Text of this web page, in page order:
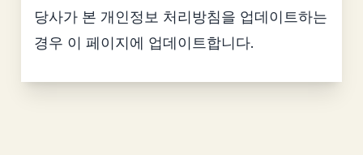
당사가 본 개인정보 처리방침을 업데이트하는
경우 이 페이지에 업데이트합니다.